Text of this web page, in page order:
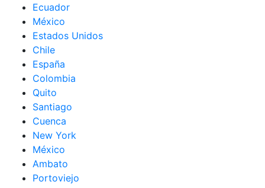
Ecuador
México
Estados Unidos
Chile
España
Colombia
Quito
Santiago
Cuenca
New York
México
Ambato
Portoviejo